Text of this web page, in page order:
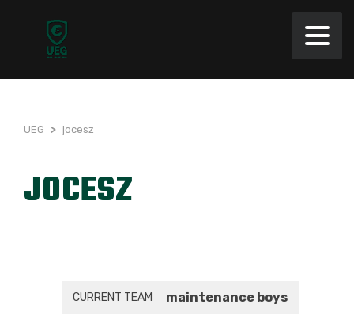
UEG > jocesz
JOCESZ
CURRENT TEAM maintenance boys